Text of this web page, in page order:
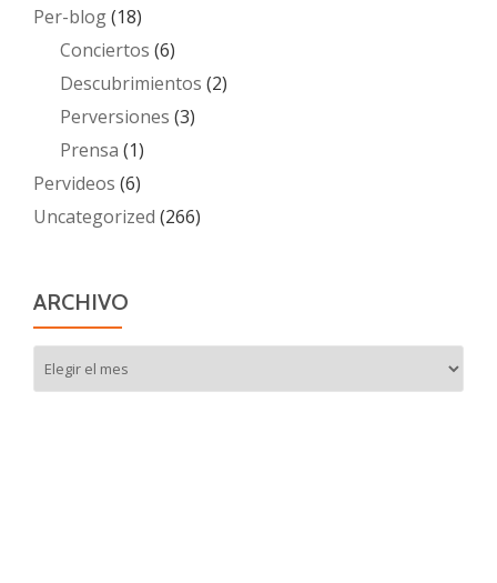
Per-blog(18)
Conciertos (6)
Descubrimientos (2)
Perversiones (3)
Prensa (1)
Pervideos (6)
Uncategorized (266)
ARCHIVO